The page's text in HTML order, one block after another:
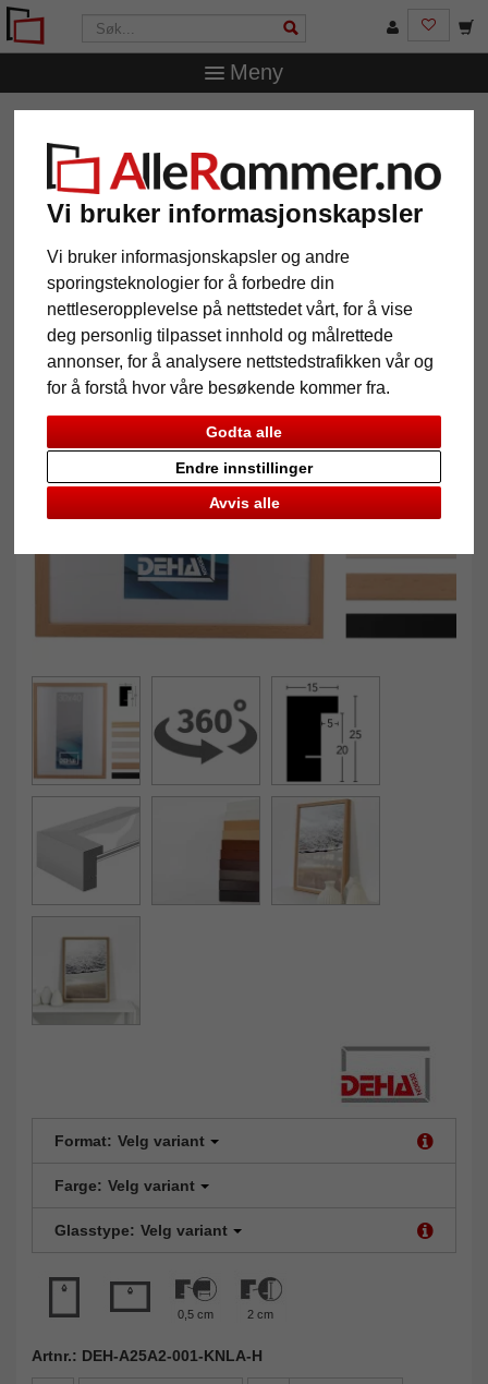
Vi bruker informasjonskapsler
Vi bruker informasjonskapsler og andre
sporingsteknologier for å forbedre din
nettleseropplevelse på nettstedet vårt, for å vise
deg personlig tilpasset innhold og målrettede
annonser, for å analysere nettstedstrafikken vår og
for å forstå hvor våre besøkende kommer fra.
Godta alle
Avvis alle
Endre innstillinger
Meny
Hamal
Treramme Hamal
Tilbake
Format: Velg variant
Farge: Velg variant
Glasstype: Velg variant
0,5 cm 2 cm
Artnr.: DEH-A25A2-001-KNLA-H